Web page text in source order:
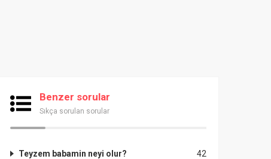
Benzer sorular
Sıkça sorulan sorular
42
Teyzem babamin neyi olur?